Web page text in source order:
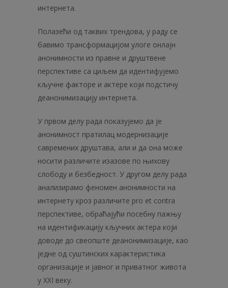
интернета.
Полазећи од таквих трендова, у раду се
бавимо трансформацијом улоге онлајн
анонимности из правне и друштвене
перспективе са циљем да идентифујемо
кључне факторе и актере који подстичу
деанонимизацију интернета.
У првом делу рада показујемо да је
анонимност пратилац модерни­зације
савремених друштава, али и да она може
носити различите иза­зове по њихову
слободу и безбедност. У другом делу рада
анализирамо феномен анонимности на
интернету кроз различите pro et contra
перспективе, обраћајући посебну пажњу
на идентификацију кључних актера који
доводе до свеопште деанонимизације, као
једне од суштинских карактеристика
организације и јавног и приватног живота
у XXI веку.